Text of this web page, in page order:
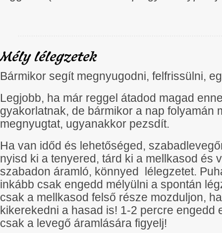
Mély lélegzetek
Bármikor segít megnyugodni, felfrissülni,
Legjobb, ha már reggel átadod magad
gyakorlatnak, de bármikor a nap folyamán
megnyugtat, ugyanakkor pezsdít.
Ha van időd és lehetőséged,
nyisd ki a tenyered, tárd ki a mellkasod és
szabadon áramló, könnyed lélegzetet.
inkább csak engedd mélyülni a spontán
csak a mellkasod felső része mozduljon,
kikerekedni a hasad is! 1-2 percre engedd
csak a levegő áramlására figyelj!